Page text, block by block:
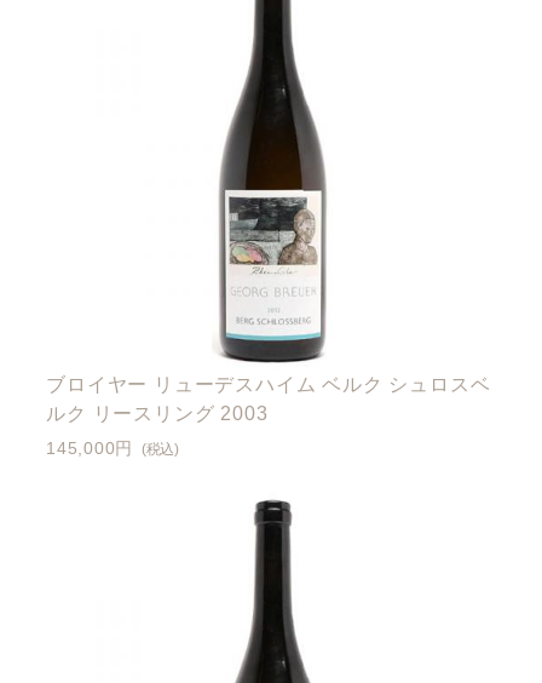
ブロイヤー リューデスハイム ベルク シュロスベ
ルク リースリング 2003
145,000円 (税込)